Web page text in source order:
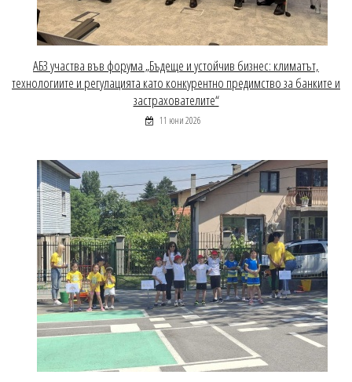
АБЗ участва във форума „Бъдеще и устойчив бизнес: климатът,
технологиите и регулацията като конкурентно предимство за банките и
застрахователите“
11 юни 2026